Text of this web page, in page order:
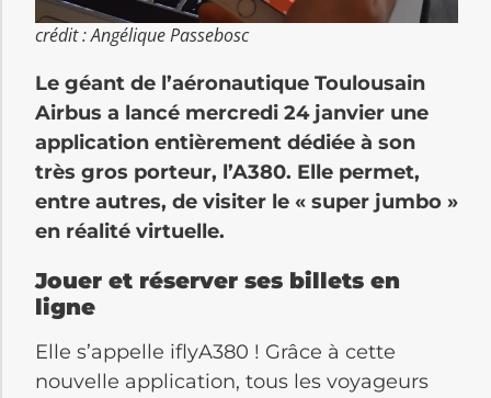
crédit : Angélique Passebosc
Le géant de l’aéronautique Toulousain
Airbus a lancé mercredi 24 janvier une
application entièrement dédiée à son
très gros porteur, l’A380. Elle permet,
entre autres, de visiter le « super jumbo »
en réalité virtuelle.
Jouer et réserver ses billets en
ligne
Elle s’appelle iflyA380 ! Grâce à cette
nouvelle application, tous les voyageurs